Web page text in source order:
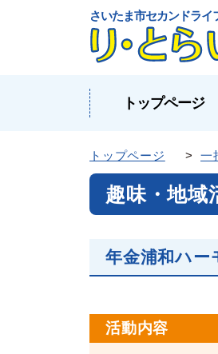
さいたま市セカンドライ
トップページ
トップページ >一
趣味・地域
年金浦和ハー
活動内容